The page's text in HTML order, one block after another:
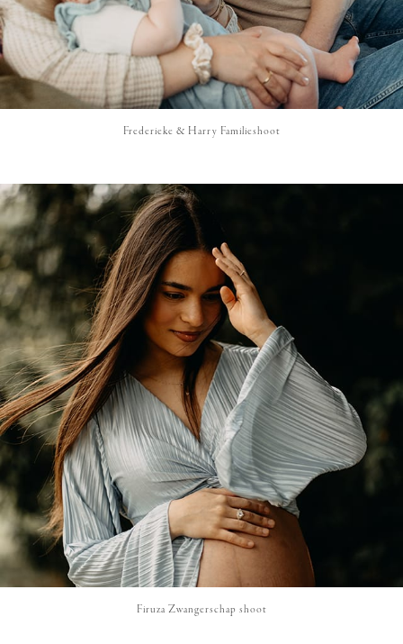
Frederieke & Harry Familieshoot
Firuza Zwangerschap shoot